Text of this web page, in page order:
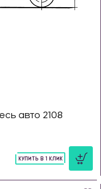
авто 2108
КУПИТЬ В 1 КЛИК